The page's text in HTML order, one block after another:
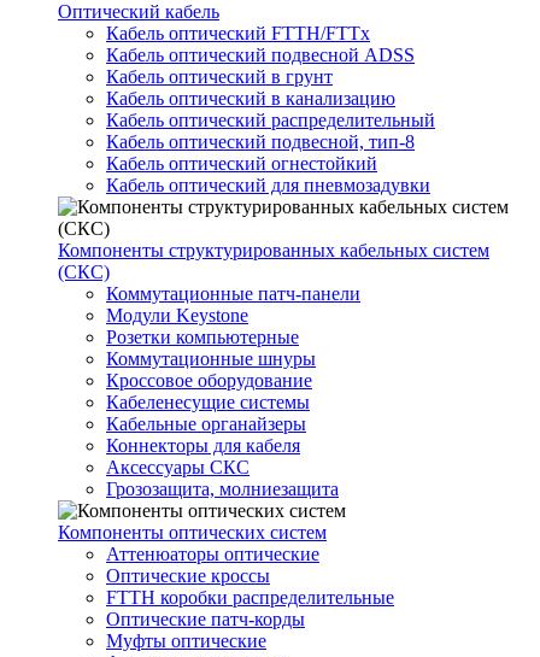
Оптический кабель
Кабель оптический FTTH/FTTx
Кабель оптический подвесной ADSS
Кабель оптический в грунт
Кабель оптический в канализацию
Кабель оптический распределительный
Кабель оптический подвесной, тип-8
Кабель оптический огнестойкий
Кабель оптический для пневмозадувки
Компоненты структурированных кабельных систем
(СКС)
Коммутационные патч-панели
Модули Keystone
Розетки компьютерные
Коммутационные шнуры
Кроссовое оборудование
Кабеленесущие системы
Кабельные органайзеры
Коннекторы для кабеля
Аксессуары СКС
Грозозащита, молниезащита
Компоненты оптических систем
Аттенюаторы оптические
Оптические кроссы
FTTH коробки распределительные
Оптические патч-корды
Муфты оптические